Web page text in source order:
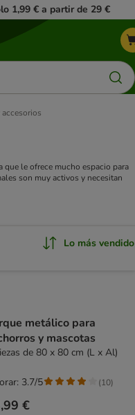
1,99 € a partir de 29 €
accesorios
que le ofrece mucho espacio para
son muy activos y necesitan
Lo más vendido
metálico para
y mascotas
de 80 x 80 cm (L x Al)
€
3.7/5 (10)